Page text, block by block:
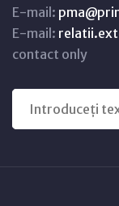
E-mail:
E-mail:
contact only